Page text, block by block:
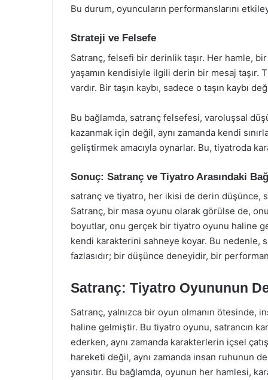
Bu durum, oyuncuların performanslarını
Strateji ve Felsefe
Satranç, felsefi bir derinlik taşır. Her hamle,
yaşamın kendisiyle ilgili derin bir mesaj taşır.
vardır. Bir taşın kaybı, sadece o taşın kaybı
Bu bağlamda, satranç felsefesi, varoluşsal
kazanmak için değil, aynı zamanda kendi
geliştirmek amacıyla oynarlar. Bu, tiyatroda
Sonuç: Satranç ve Tiyatro Arasındaki
satranç ve tiyatro, her ikisi de derin düşünce,
Satranç, bir masa oyunu olarak görülse de,
boyutlar, onu gerçek bir tiyatro oyunu haline
kendi karakterini sahneye koyar. Bu nedenle,
fazlasıdır; bir düşünce deneyidir, bir
Satranç: Tiyatro Oyununun
Satranç, yalnızca bir oyun olmanın ötesinde,
haline gelmiştir. Bu tiyatro oyunu, satrancın
ederken, aynı zamanda karakterlerin içsel
hareketi değil, aynı zamanda insan ruhunun
yansıtır. Bu bağlamda, oyunun her hamlesi,